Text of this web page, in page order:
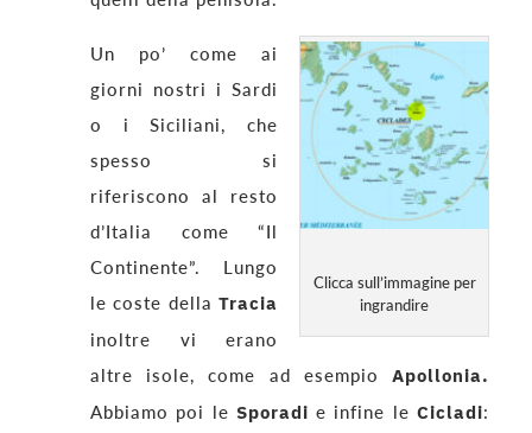
Clicca sull’immagine per
ingrandire
Un po’ come ai
giorni nostri i Sardi
o i Siciliani, che
spesso si
riferiscono al resto
d’Italia come “Il
Continente”. Lungo
le coste della Tracia
inoltre vi erano
altre isole, come ad esempio Apollonia.
Abbiamo poi le Sporadi e infine leCicladi: